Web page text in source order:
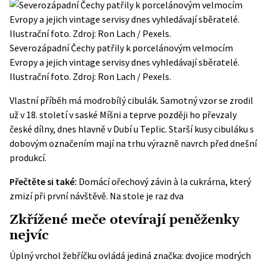
Severozápadní Čechy patřily k porcelánovým velmocím
Evropy a jejich vintage servisy dnes vyhledávají sběratelé.
Ilustrační foto. Zdroj: Ron Lach / Pexels.
Vlastní příběh má modrobílý cibulák. Samotný vzor se zrodil
už v 18. století v saské Míšni a teprve později ho převzaly
české dílny, dnes hlavně v Dubí u Teplic. Starší kusy cibuláku s
dobovým označením mají na trhu výrazně navrch před dnešní
produkcí.
Přečtěte si také: Domácí ořechový závin à la cukrárna, který
zmizí při první návštěvě. Na stole je raz dva
Zkřížené meče otevírají peněženky
nejvíc
Úplný vrchol žebříčku ovládá jediná značka: dvojice modrých